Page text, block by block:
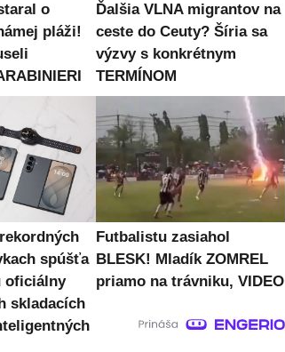
o
pláži!
Ďalšia VLNA migrantov na
ceste do Ceuty? Šíria sa
výzvy s konkrétnym
TERMÍNOM
spúšťa
oficiálny
skladacích
Futbalistu zasiahol
BLESK! Mladík ZOMREL
priamo na trávniku, VIDEO